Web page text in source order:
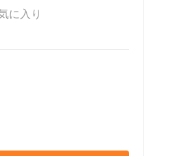
に入り